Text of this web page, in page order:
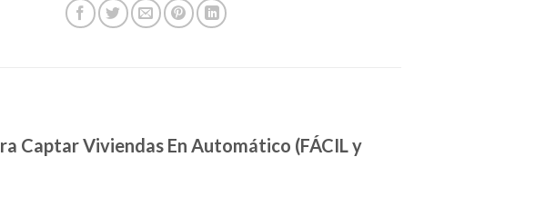
Captar Viviendas En Automático (FÁCIL y